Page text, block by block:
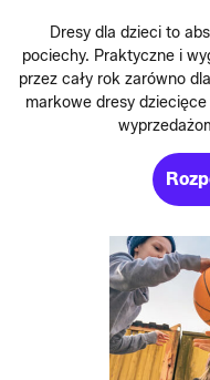
Dresy dla dzieci to
pociechy. Praktyczne i
przez cały rok zarówno
markowe dresy